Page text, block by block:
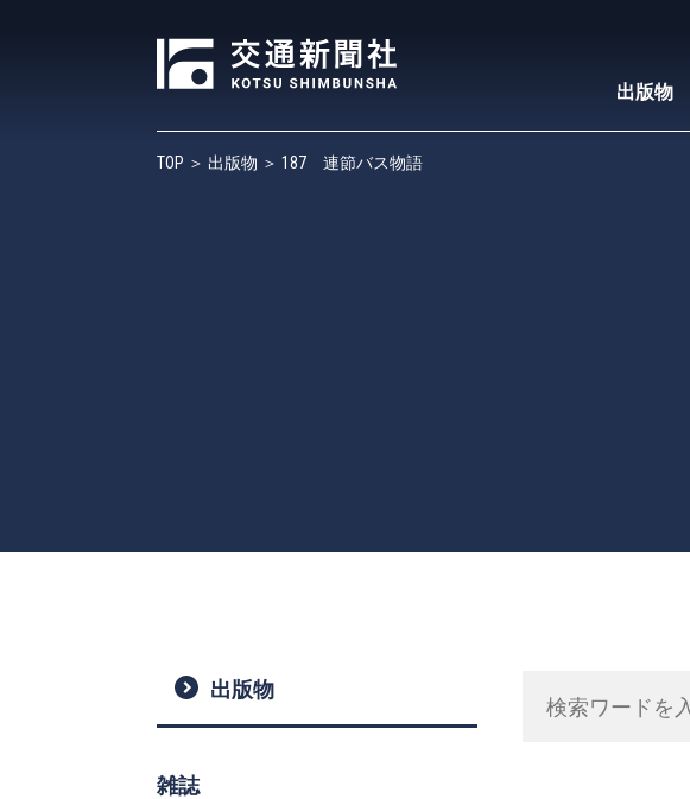
出版物
TOP ＞ 出版物 ＞ 187 連節バス物語
出版物
雑誌